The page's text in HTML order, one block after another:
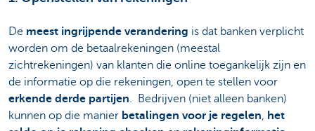
De meest ingrijpende verandering is dat banken verplicht
worden om de betaalrekeningen (meestal
zichtrekeningen) van klanten die online toegankelijk zijn en
de informatie op die rekeningen, open te stellen voor
erkende derde partijen. Bedrijven (niet alleen banken)
kunnen op die manier betalingen voor je regelen, het